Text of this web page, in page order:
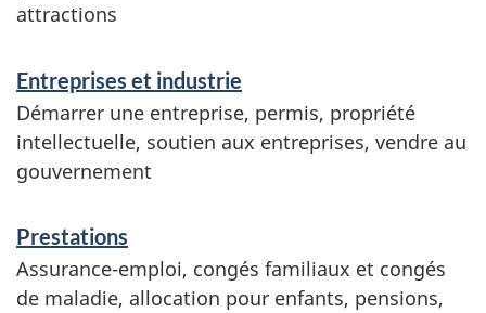
attractions
Entreprises et industrie
Démarrer une entreprise, permis, propriété
intellectuelle, soutien aux entreprises, vendre au
gouvernement
Prestations
Assurance-emploi, congés familiaux et congés
de maladie, allocation pour enfants, pensions,